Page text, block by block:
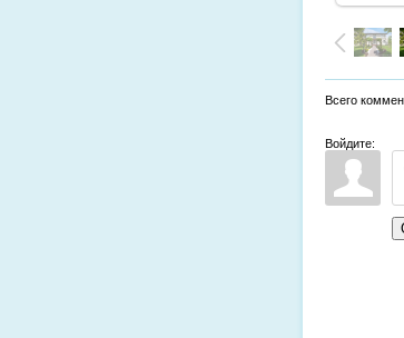
Всего
Войдите: